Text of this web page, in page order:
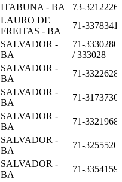
ITABUNA - BA
73-
LAURO DE
FREITAS - BA
71-
SALVADOR -
BA
71-
/ 333028
SALVADOR -
BA
71-
SALVADOR -
BA
71-
SALVADOR -
BA
71-
SALVADOR -
BA
71-
SALVADOR -
BA
71-